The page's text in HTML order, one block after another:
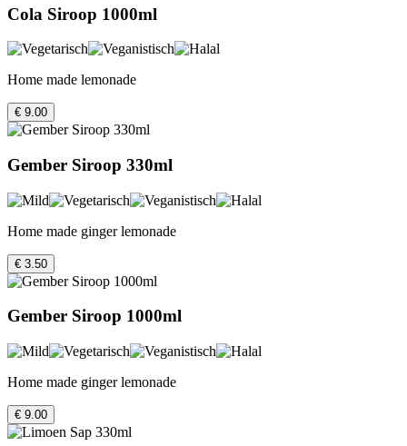
Cola Siroop 1000ml
Home made lemonade
€ 9.00
Gember Siroop 330ml
Home made ginger lemonade
€ 3.50
Gember Siroop 1000ml
Home made ginger lemonade
€ 9.00